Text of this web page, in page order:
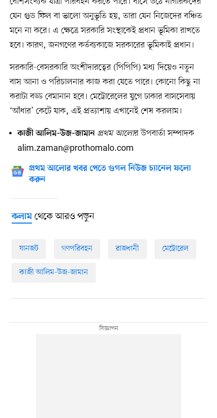
যেন গুড ফিল বা ভালো অনুভূতি হয়, তারা যেন নিজেদের বঞ্চিত
মনে না করে। এ ক্ষেত্রে সরকারি সংস্থাকেই প্রধান ভূমিকা রাখতে
হবে। কারণ, জনগণের কর্তব্যকাজে সরকারের ভূমিকাই প্রধান।
সরকারি-বেসরকারি অংশীদারত্বের (পিপিপি) মধ্য দিয়েও নতুন
বাস আনা ও পরিচালনার কাজ করা যেতে পারে। কোনো কিছু না
করাটা বড্ড বেমানান হবে। মেট্রোরেলের যুগে ঢাকার বাসসেবায়
‘আঁধার’ কেটে যাক, এই প্রত্যাশায় এখানেই শেষ করলাম।
কাজী আলিম-উজ-জামান প্রথম আলোর উপবার্তা সম্পাদক
alim.zaman@prothomalo.com
প্রথম আলোর খবর পেতে গুগল নিউজ চ্যানেল ফলো
করুন
কলামথেকে আরও পড়ুন
যানজট গণপরিবহন রাজধানী মেট্রোরেল
কাজী আলিম-উজ-জামান